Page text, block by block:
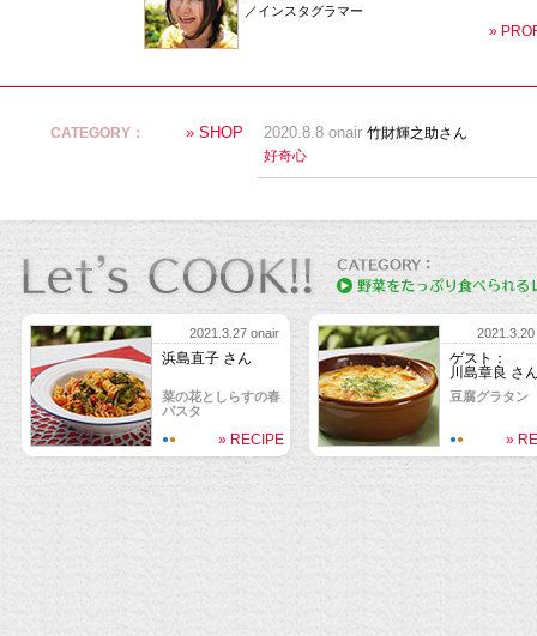
／インスタグラマー
»
CATEGORY： » SHOP 2020.8.8 onair 竹財輝之助さん
好奇心
2021.3.27 onair
浜島直子 さん
菜の花としらすの春
パスタ
●● » RECIPE
ゲスト：
川島章良 さ
豆腐グラタン
●● »